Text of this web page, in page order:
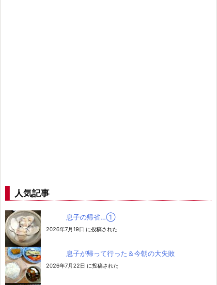
人気記事
息子の帰省…➀
2026年7月19日 に投稿された
息子が帰って行った＆今朝の大失敗
2026年7月22日 に投稿された